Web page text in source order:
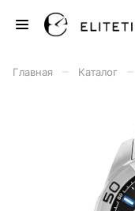
Главная Каталог